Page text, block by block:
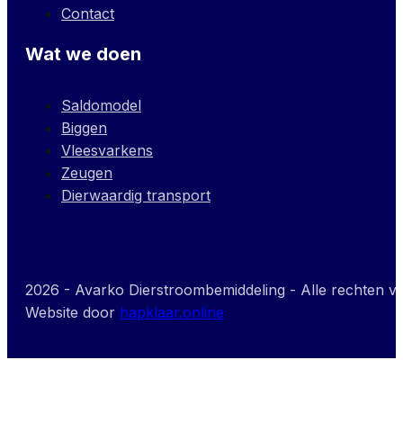
Contact
Wat we doen
Saldomodel
Biggen
Vleesvarkens
Zeugen
Dierwaardig transport
2026 - Avarko Dierstroombemiddeling - Alle rechten
Website door hapklaar.online